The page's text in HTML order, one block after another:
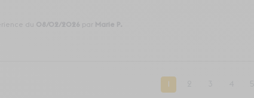
08/02/2026 Marie P.